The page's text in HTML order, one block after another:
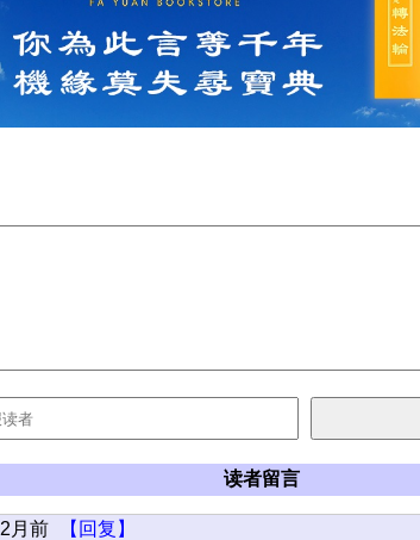
读者留言
2月前 【回复】